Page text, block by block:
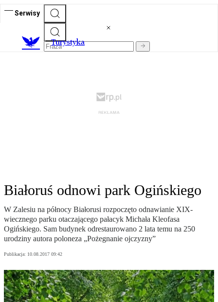
Serwisy
Turystyka
Białoruś odnowi park Ogińskiego
W Zalesiu na północy Białorusi rozpoczęto odnawianie XIX-
wiecznego parku otaczającego pałacyk Michała Kleofasa
Ogińskiego. Sam budynek odrestaurowano 2 lata temu na 250
urodziny autora poloneza „Pożegnanie ojczyzny”
Publikacja: 10.08.2017 09:42